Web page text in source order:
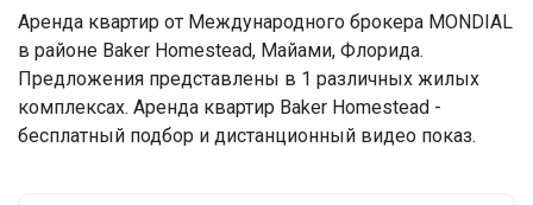
Аренда квартир от Международного брокера MONDIAL
в районе Baker Homestead, Майами, Флорида.
Предложения представлены в 1 различных жилых
комплексах. Аренда квартир Baker Homestead -
бесплатный подбор и дистанционный видео показ.